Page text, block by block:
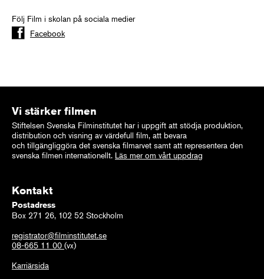
Följ Film i skolan på sociala medier
Facebook
Vi stärker filmen
Stiftelsen Svenska Filminstitutet har i uppgift att stödja produktion,
distribution och visning av värdefull film, att bevara
och tillgängliggöra det svenska filmarvet samt att representera den
svenska filmen internationellt. Läs mer om vårt uppdrag
Kontakt
Postadress
Box 271 26, 102 52 Stockholm
registrator@filminstitutet.se
08-665 11 00 (vx)
Karriärsida